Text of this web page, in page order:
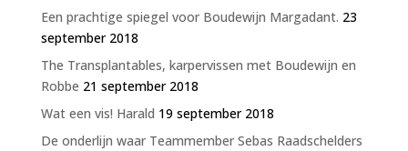
Een prachtige spiegel voor Boudewijn Margadant. 23
september 2018
The Transplantables, karpervissen met Boudewijn en
Robbe 21 september 2018
Wat een vis! Harald 19 september 2018
De onderlijn waar Teammember Sebas Raadschelders